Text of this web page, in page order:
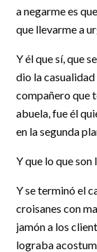
a negarme es
que llevarme a
Y él que sí, que
dio la
compañero que
abuela, fue él
en la segunda
Y que lo que
Y se terminó el
croisanes con
jamón a los
lograba